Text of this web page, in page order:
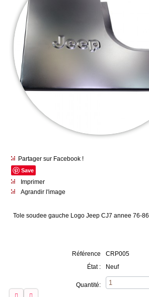
Partager sur Facebook !
Save
Imprimer
Agrandir l'image
Tole soudee gauche Logo Jeep CJ7 annee 76-86
Référence
CRP005
État :
Neuf
Quantité: